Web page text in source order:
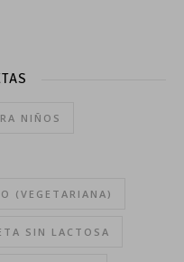
NIÑOS
(VEGETARIANA)
SIN LACTOSA